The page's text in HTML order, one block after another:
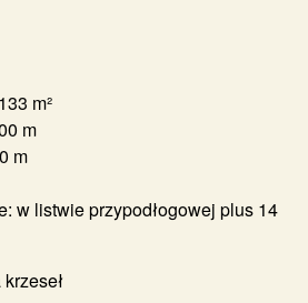
m²
m
m
w listwie przypodłogowej plus 14